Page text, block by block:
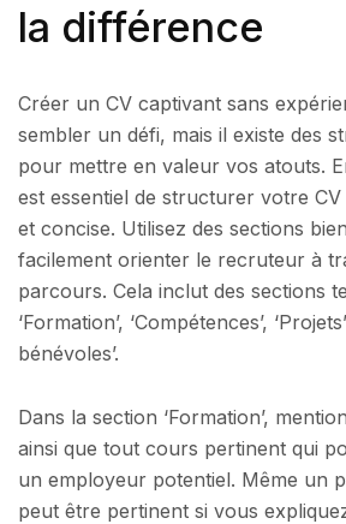
la différence
Créer un CV captivant sans
sembler un défi, mais il existe des
pour mettre en valeur vos atouts.
est essentiel de structurer votre
et concise. Utilisez des sections
facilement orienter le recruteur à
parcours. Cela inclut des sections
‘Formation’, ‘Compétences’,
bénévoles’.
Dans la section ‘Formation’,
ainsi que tout cours pertinent qui
un employeur potentiel. Même un
peut être pertinent si vous